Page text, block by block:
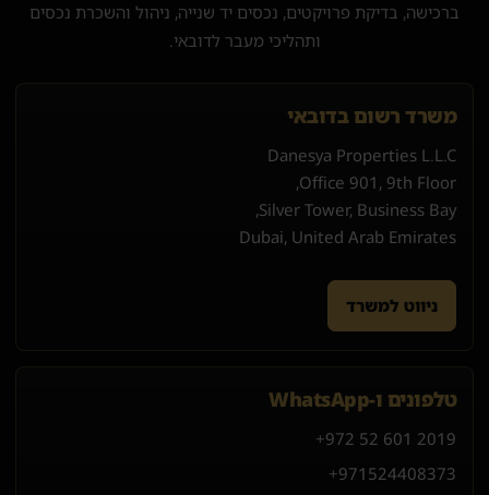
ברכישה, בדיקת פרויקטים, נכסים יד שנייה, ניהול והשכרת נכסים
ותהליכי מעבר לדובאי.
משרד רשום בדובאי
Danesya Properties L.L.C
Office 901, 9th Floor,
Silver Tower, Business Bay,
Dubai, United Arab Emirates
ניווט למשרד
טלפונים ו-WhatsApp
+972 52 601 2019
+971 524408373